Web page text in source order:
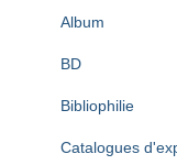
Album
BD
Bibliophilie
Catalogues